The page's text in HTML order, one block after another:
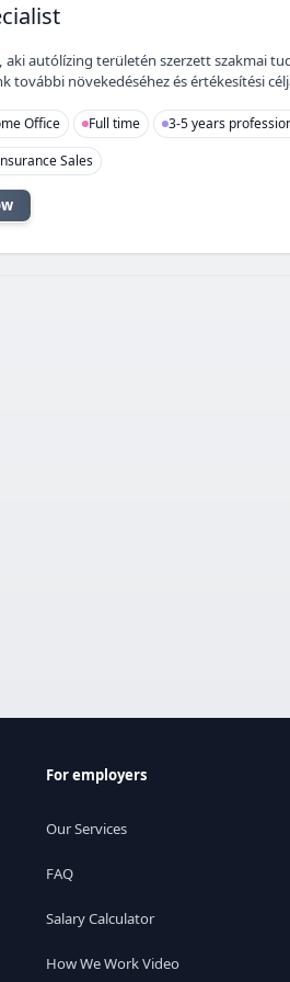
autólízing területén szerzett szakmai
további növekedéséhez és értékesítési
Office Full time
3-5 years
Sales
For employers
Our Services
FAQ
Salary Calculator
How We Work Video